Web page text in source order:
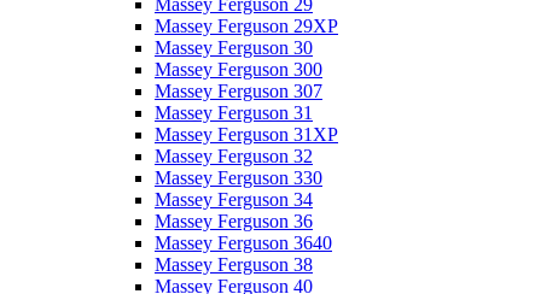
Massey Ferguson 29
Massey Ferguson 29XP
Massey Ferguson 30
Massey Ferguson 300
Massey Ferguson 307
Massey Ferguson 31
Massey Ferguson 31XP
Massey Ferguson 32
Massey Ferguson 330
Massey Ferguson 34
Massey Ferguson 36
Massey Ferguson 3640
Massey Ferguson 38
Massey Ferguson 40